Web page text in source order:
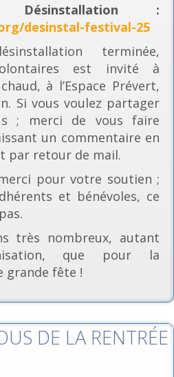
:
desinstal-festival-25
terminée,
est invité à
à l’Espace Prévert,
Si vous voulez partager
; merci de vous faire
un commentaire en
par retour de mail.
pour votre soutien ;
et bénévoles, ce
très nombreux, autant
que pour la
grande fête !
DE LA RENTRÉE